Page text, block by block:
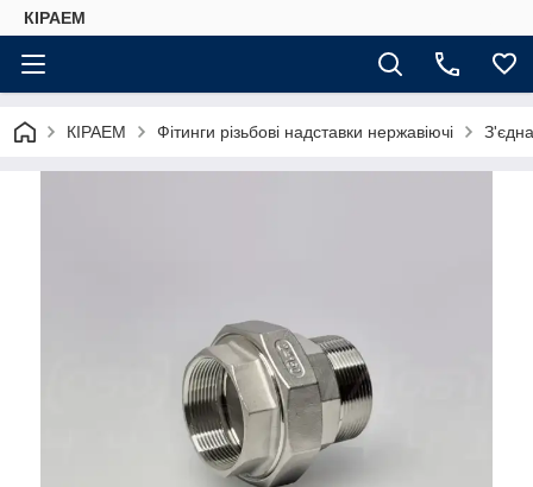
КІРАЕМ
КІРАЕМ Фітинги різьбові надставки нержавіючі